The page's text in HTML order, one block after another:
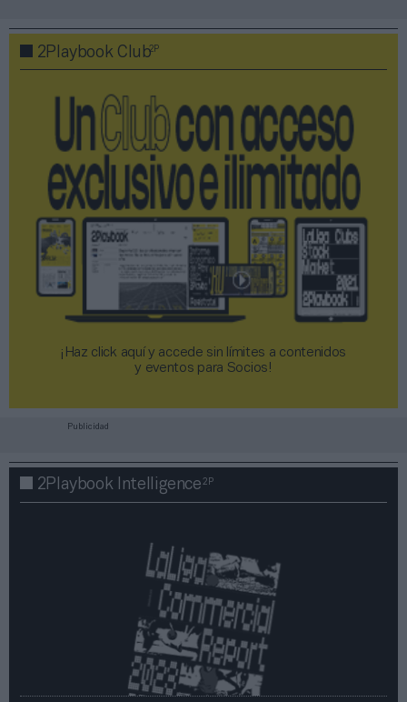
2Playbook Club2P
¡Haz click aquí y accede sin límites a contenidos
y eventos para Socios!​​​​​​​
Publicidad
2Playbook Intelligence2P